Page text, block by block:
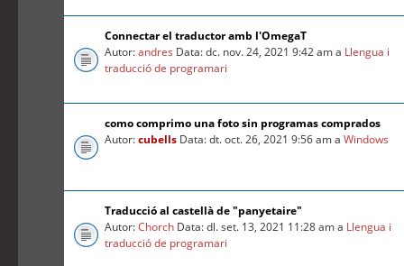
Connectar el traductor amb l'OmegaT
Autor:andres Data: dc. nov. 24, 2021 9:42 am a Llengua i
traducció de programari
como comprimo una foto sin programas comprados
Autor:cubells Data: dt. oct. 26, 2021 9:56 am aWindows
Traducció al castellà de "panyetaire"
Autor:Chorch Data: dl. set. 13, 2021 11:28 am a Llengua i
traducció de programari